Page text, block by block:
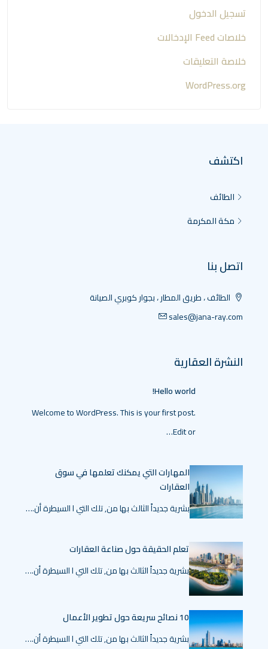
تسجيل الدخول
خلاصات Feed الإدخالات
خلاصة التعليقات
WordPress.org
اكتشف
الطائف
مكة المكرمة
اتصل بنا
الطائف ، طريق المطار ، بجوار كوبري الصيانة
sales@jana-ray.com
النشرة العقارية
Hello world!
Welcome to WordPress. This is your first post.
Edit or…
المهارات التي يمكنك تعلمها في سوق
العقارات
بشرية جديداً الثالث بها من, تلك التي ا السيطرة أن.…
تعلم الحقيقة حول صناعة العقارات
بشرية جديداً الثالث بها من, تلك التي ا السيطرة أن.…
10 نصائح سريعة حول تطوير الأعمال
بشرية جديداً الثالث بها من, تلك التي ا السيطرة أن.…